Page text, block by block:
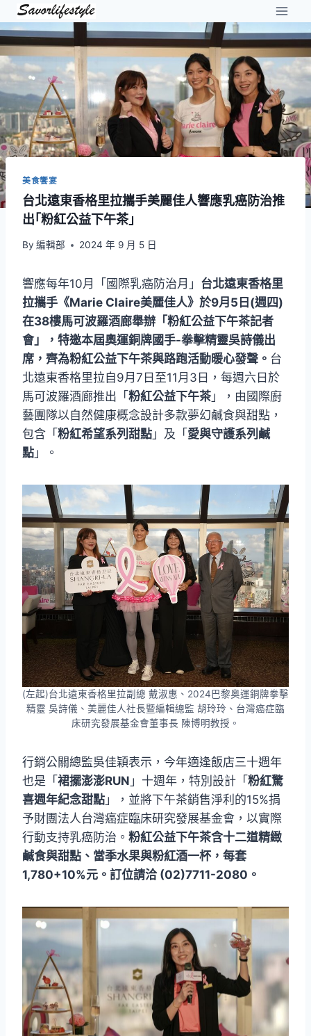
Skip
to
content
美食饗宴
台北遠東香格里拉攜手美麗佳人響應乳癌防治推
出｢粉紅公益下午茶」
By 編輯部 2024 年 9 月 5 日
響應每年10月「國際乳癌防治月」 台北遠東香格里
拉攜手《Marie Claire美麗佳人》於9月5日(週四)
在38樓馬可波羅酒廊舉辦「粉紅公益下午茶記者
會」，特邀本屆奧運銅牌國手-拳擊精靈吳詩儀出
席，齊為粉紅公益下午茶與路跑活動暖心發聲。 台
北遠東香格里拉自9月7日至11月3日，每週六日於
馬可波羅酒廊推出「 粉紅公益下午茶 」，由國際廚
藝團隊以自然健康概念設計多款夢幻鹹食與甜點，
包含「 粉紅希望系列甜點 」及「 愛與守護系列鹹
點 」。
(左起)台北遠東香格里拉副總 戴淑惠、2024巴黎奥運銅牌拳擊
精靈 吳詩儀、美麗佳人社長暨編輯總監 胡玲玲、台灣癌症臨
床研究發展基金會董事長 陳博明教授。
行銷公關總監吳佳穎表示，今年適逢飯店三十週年
也是「裙擺澎澎RUN 」十週年，特別設計「粉紅驚
喜週年紀念甜點 」，並將下午茶銷售淨利的15%捐
予財團法人台灣癌症臨床研究發展基金會，以實際
行動支持乳癌防治。 粉紅公益下午茶含十二道精緻
鹹食與甜點、當季水果與粉紅酒一杯，每套
1,780+10%元。訂位請洽 (02)7711-2080。